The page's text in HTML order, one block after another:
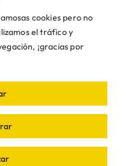
cookies pero no
el tráfico y
¡gracias por
de Villanueva
• Todos los
con ❤ poriDEA